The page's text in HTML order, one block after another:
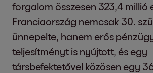
forgalom összesen 323,4 millió
Franciaország nemcsak 30.
ünnepelte, hanem erős
teljesítményt is nyújtott, és egy
társbefektetővel közösen egy